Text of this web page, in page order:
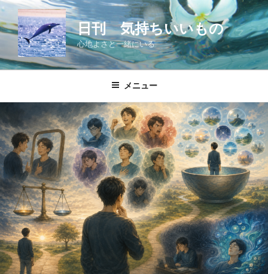
コ
ン
テ
ツ
ッ
プ
日刊 気持ちいいもの
心地よさと一緒にいる
メニュー